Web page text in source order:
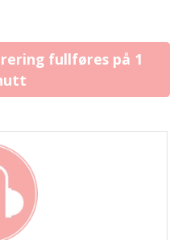
fullføres på 1